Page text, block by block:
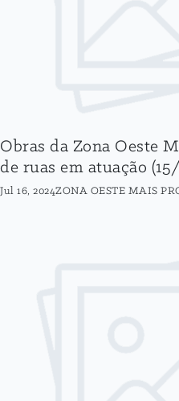
Obras da Zona Oeste
de ruas em atuação
Jul 16, 2024ZONA OESTE MAIS